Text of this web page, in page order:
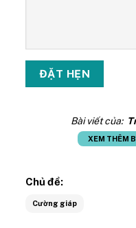
Bài viết của:
XEM THÊM
Chủ đề:
Cường giáp